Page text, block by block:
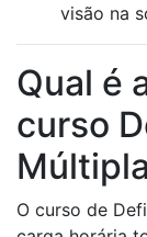
visão na
Qual é
curso
O curso de